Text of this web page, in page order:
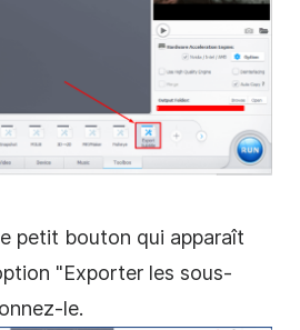
petit bouton qui apparaît
"Exporter les sous-
le.